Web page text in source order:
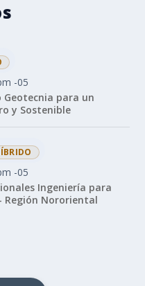
-05
Geotecnia para un
y Sostenible
-05
Ingeniería para
Región Nororiental